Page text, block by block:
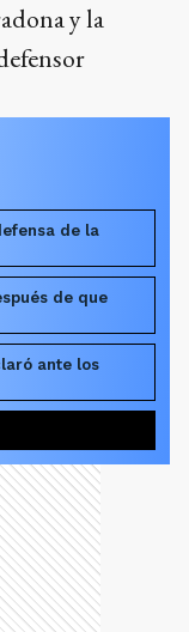
y la
de la
de que
ante los